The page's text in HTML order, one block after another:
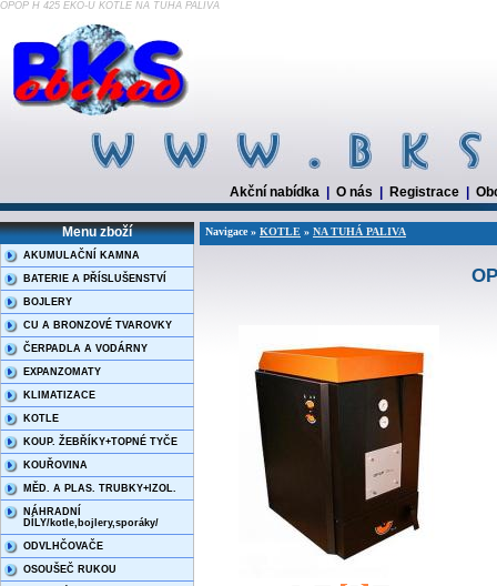
OPOP H 425 EKO-U KOTLE NA TUHÁ PALIVA
Akční nabídka O nás Registrace
Menu zboží
AKUMULAČNÍ KAMNA
BATERIE A PŘÍSLUŠENSTVÍ
BOJLERY
CU A BRONZOVÉ TVAROVKY
ČERPADLA A VODÁRNY
EXPANZOMATY
KLIMATIZACE
KOTLE
KOUP. ŽEBŘÍKY+TOPNÉ TYČE
KOUŘOVINA
MĚD. A PLAS. TRUBKY+IZOL.
NÁHRADNÍ
DÍLY/kotle,bojlery,sporáky/
ODVLHČOVAČE
OSOUŠEČ RUKOU
Navigace » KOTLE » NA TUHÁ PALIVA